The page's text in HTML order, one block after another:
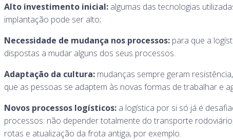
Alto investimento inicial: algumas das tecnologias
implantação pode ser alto;
Necessidade de mudança nos processos: para que a
dispostas a mudar alguns dos seus processos.
Adaptação da cultura: mudanças sempre geram
que as pessoas se adaptem às novas formas de trabalhar e
Novos processos logísticos: a logística por si só já é
processos: não depender totalmente do transporte
rotas e atualização da frota antiga, por exemplo.